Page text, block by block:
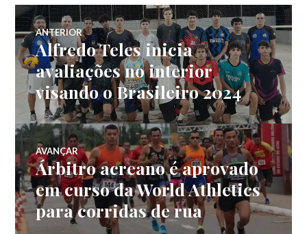
ANTERIOR
Alfredo Teles inicia
avaliações no interior
visando o Brasileiro 2024
AVANÇAR
Árbitro acreano é aprovado
em curso da World Athletics
para corridas de rua